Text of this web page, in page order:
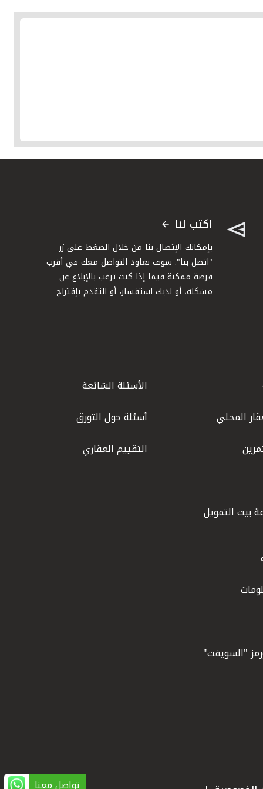
تواصل معنا
اكتب لنا
بإمكانك الإتصال بنا من خلال الضغط على زر
"اتصل بنا". سوف نعاود التواصل معك في أقرب
فرصة ممكنة فيما إذا كنت ترغب بالإبلاغ عن
مشكلة، أو لديك استفسار، أو التقدم بإقتراح
المحلي
بيت التمويل
"السويفت"
الأسئلة الشائعة
أسئلة حول التورق
التقييم العقاري